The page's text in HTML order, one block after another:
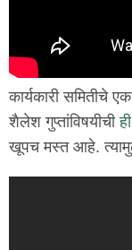
कार्यकारी समितीचे
शैलेश गुप्तांविषयीची
खूपच मस्त आहे.